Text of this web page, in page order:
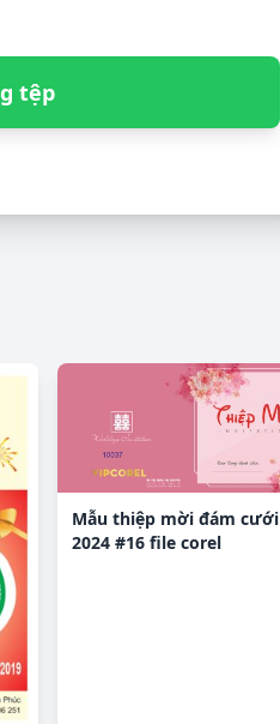
tệp
Mẫu thiệp mời đám cưới
2024 #16 file corel